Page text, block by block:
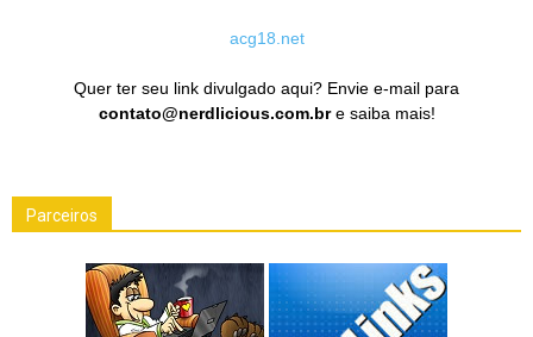
acg18.net
Quer ter seu link divulgado aqui? Envie e-mail para
contato@nerdlicious.com.bre saiba mais!
Parceiros